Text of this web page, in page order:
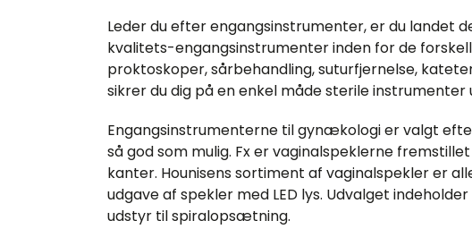
Leder du efter engangsinstrumenter, er du landet
kvalitets-engangsinstrumenter inden for de
proktoskoper, sårbehandling, suturfjernelse,
sikrer du dig på en enkel måde sterile
Engangsinstrumenterne til gynækologi er valgt
så god som mulig. Fx er vaginalspeklerne
kanter. Hounisens sortiment af vaginalspekler er
udgave af spekler med LED lys. Udvalget
udstyr til spiralopsætning.